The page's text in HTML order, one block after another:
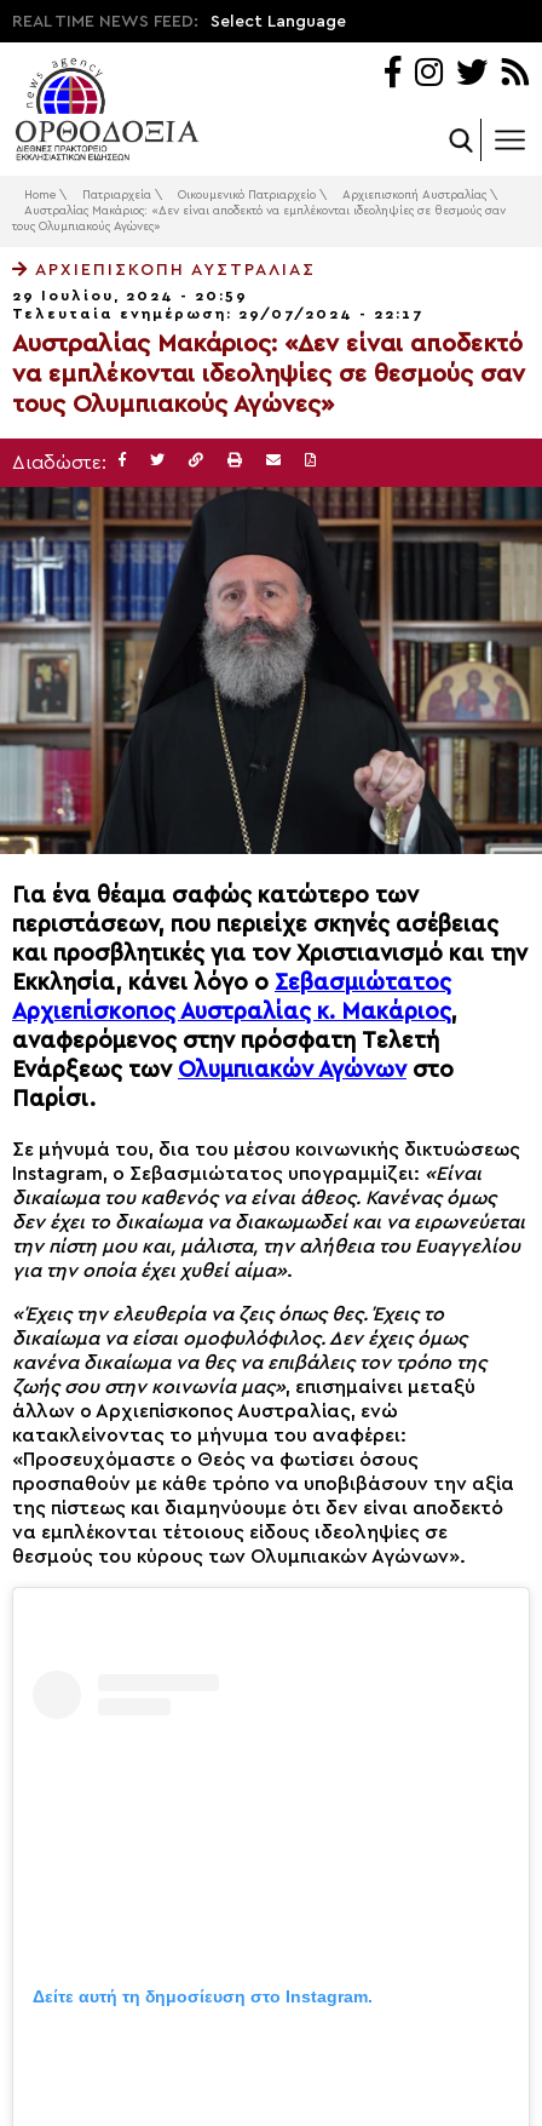
REAL TIME NEWS FEED: Select Language
Home \ Πατριαρχεία \ Οικουμενικό Πατριαρχείο \ Αρχιεπισκοπή Αυστραλίας \
Αυστραλίας Μακάριος: «Δεν είναι αποδεκτό να εμπλέκονται ιδεοληψίες σε θεσμούς σαν
τους Ολυμπιακούς Αγώνες»
ΑΡΧΙΕΠΙΣΚΟΠΉ ΑΥΣΤΡΑΛΊΑΣ
29 Ιουλίου, 2024 - 20:59
Τελευταία ενημέρωση: 29/07/2024 - 22:17
Αυστραλίας Μακάριος: «Δεν είναι αποδεκτό
να εμπλέκονται ιδεοληψίες σε θεσμούς σαν
τους Ολυμπιακούς Αγώνες»
Διαδώστε:
Για ένα θέαμα σαφώς κατώτερο των
περιστάσεων, που περιείχε σκηνές ασέβειας
και προσβλητικές για τον Χριστιανισμό και την
Εκκλησία, κάνει λόγο ο Σεβασμιώτατος
Αρχιεπίσκοπος Αυστραλίας κ. Μακάριος,
αναφερόμενος στην πρόσφατη Tελετή
Ενάρξεως των Ολυμπιακών Αγώνωνστο
Παρίσι.
Σε μήνυμά του, δια του μέσου κοινωνικής δικτυώσεως
Instagram, ο Σεβασμιώτατος υπογραμμίζει: «Είναι
δικαίωμα του καθενός να είναι άθεος. Κανένας όμως
δεν έχει το δικαίωμα να διακωμωδεί και να ειρωνεύεται
την πίστη μου και, μάλιστα, την αλήθεια του Ευαγγελίου
για την οποία έχει χυθεί αίμα».
«Έχεις την ελευθερία να ζεις όπως θες. Έχεις το
δικαίωμα να είσαι ομοφυλόφιλος. Δεν έχεις όμως
κανένα δικαίωμα να θες να επιβάλεις τον τρόπο της
ζωής σου στην κοινωνία μας», επισημαίνει μεταξύ
άλλων ο Αρχιεπίσκοπος Αυστραλίας, ενώ
κατακλείνοντας το μήνυμα του αναφέρει:
«Προσευχόμαστε ο Θεός να φωτίσει όσους
προσπαθούν με κάθε τρόπο να υποβιβάσουν την αξία
της πίστεως και διαμηνύουμε ότι δεν είναι αποδεκτό
να εμπλέκονται τέτοιους είδους ιδεοληψίες σε
θεσμούς του κύρους των Ολυμπιακών Αγώνων».
Δείτε αυτή τη δημοσίευση στο Instagram.